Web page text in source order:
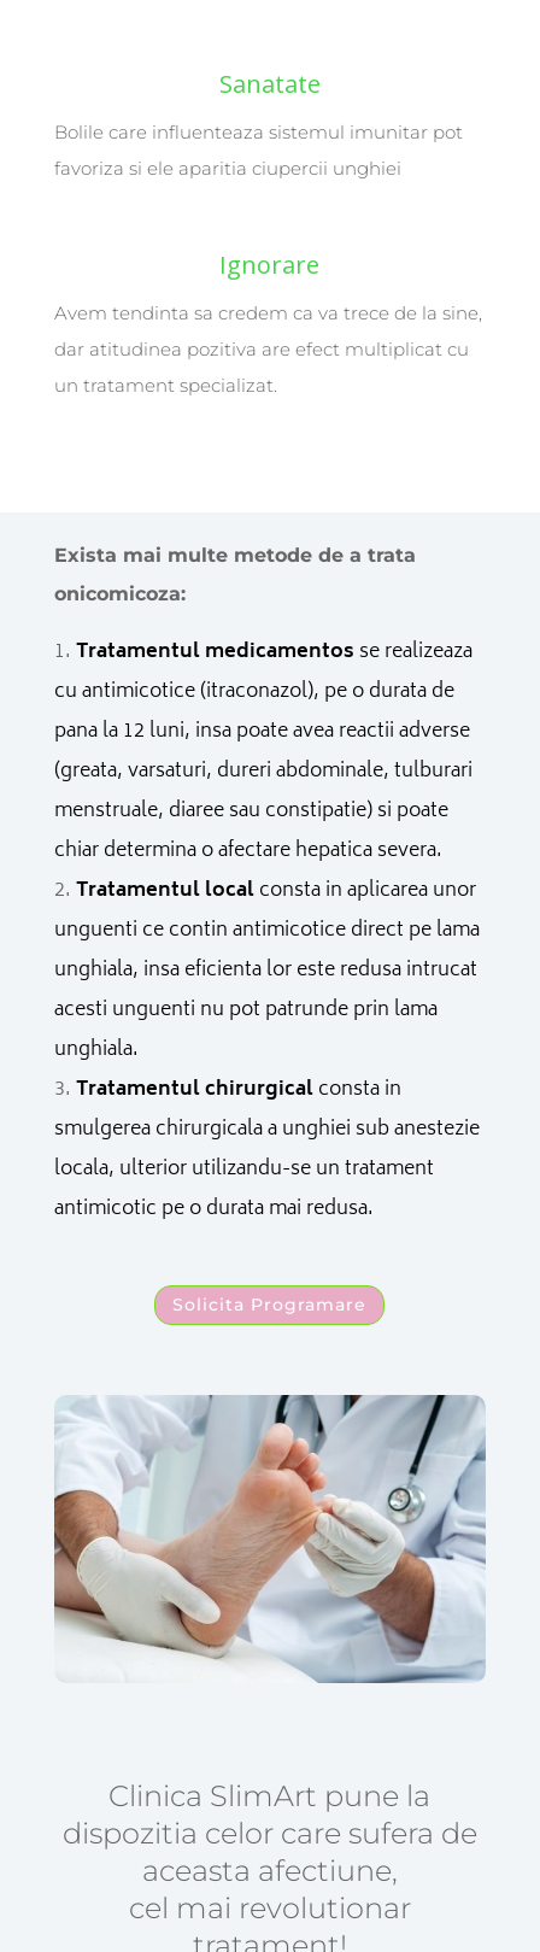
Sanatate
Bolile care influenteaza sistemul imunitar pot
favoriza si ele aparitia ciupercii unghiei
Ignorare
Avem tendinta sa credem ca va trece de la sine,
dar atitudinea pozitiva are efect multiplicat cu
un tratament specializat.
Exista mai multe metode de a trata
onicomicoza:
Tratamentul medicamentosse realizeaza
cu antimicotice (itraconazol), pe o durata de
pana la 12 luni, insa poate avea reactii adverse
(greata, varsaturi, dureri abdominale, tulburari
menstruale, diaree sau constipatie) si poate
chiar determina o afectare hepatica severa.
Tratamentul localconsta in aplicarea unor
unguenti ce contin antimicotice direct pe lama
unghiala, insa eficienta lor este redusa intrucat
acesti unguenti nu pot patrunde prin lama
unghiala.
Tratamentul chirurgicalconsta in
smulgerea chirurgicala a unghiei sub anestezie
locala, ulterior utilizandu-se un tratament
antimicotic pe o durata mai redusa.
Solicita Programare
Clinica SlimArt pune la
dispozitia celor care sufera de
aceasta afectiune,
cel mai revolutionar